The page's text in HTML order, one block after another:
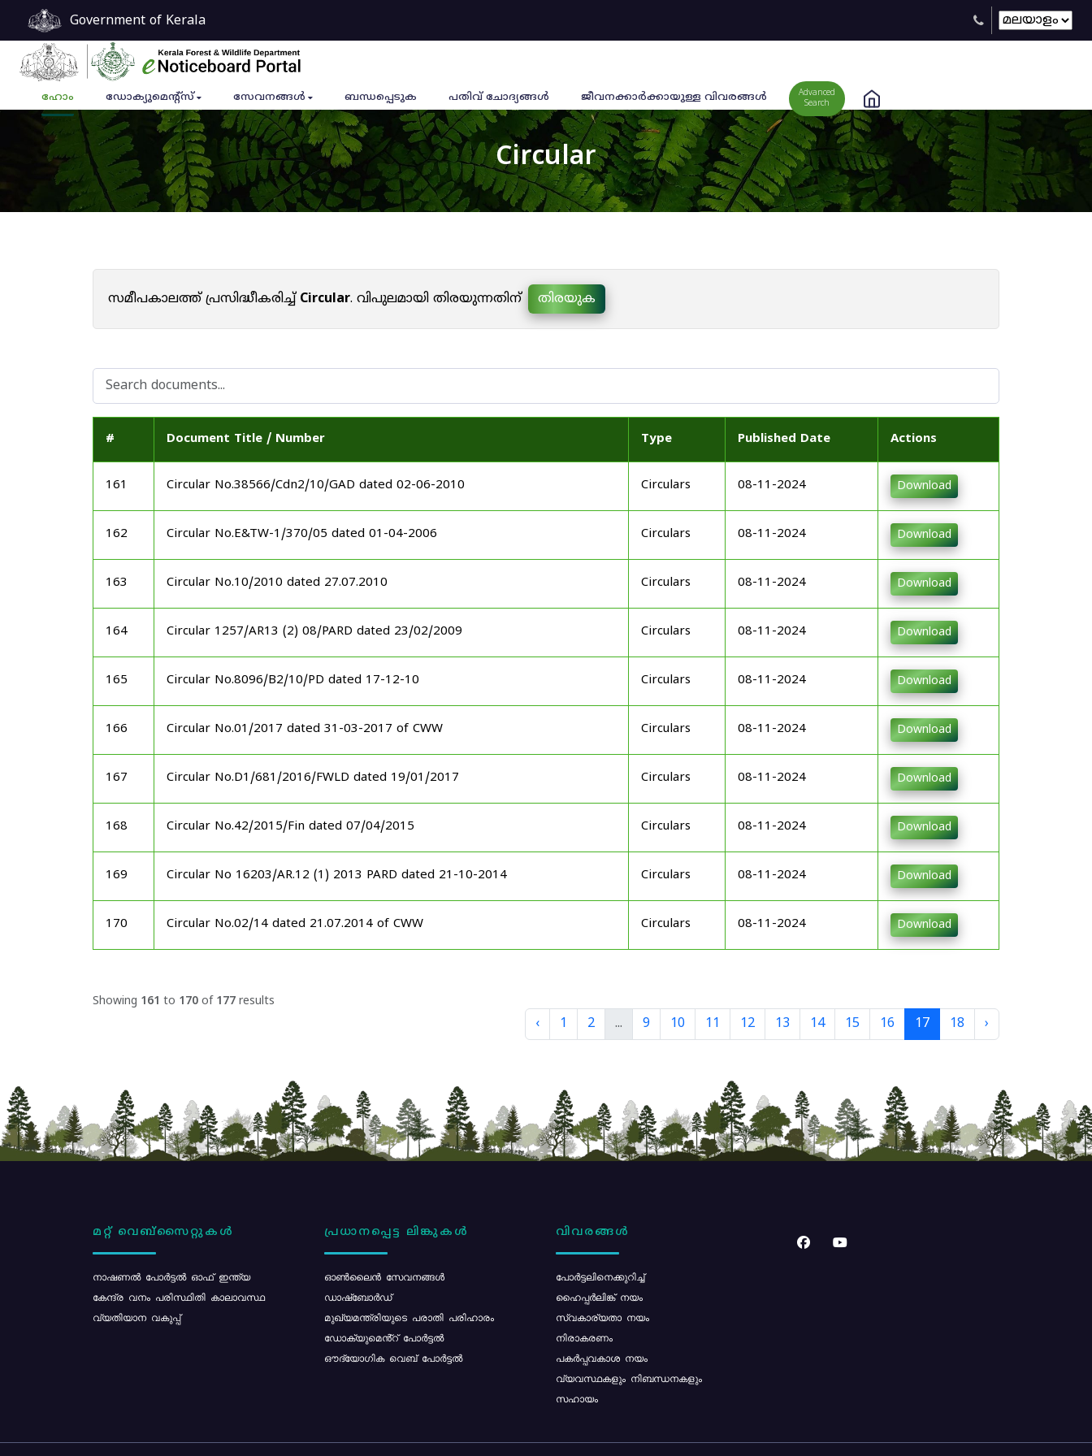
Government of Kerala
ഹോം ഡോക്യുമെൻ്റ്സ് സേവനങ്ങൾ ബന്ധപ്പെടുക പതിവ് ചോദ്യങ്ങൾ ജീവനക്കാര്‍ക്കായുള്ള വിവരങ്ങള്‍
Advanced
Search
Circular
സമീപകാലത്ത് പ്രസിദ്ധീകരിച്ച്Circular. വിപുലമായി തിരയുന്നതിന് തിരയുക
# Document Title / Number Type Published Date Actions
161 Circular No.38566/Cdn2/10/GAD dated 02-06-2010 Circulars 08-11-2024 Download
162 Circular No.E&TW-1/370/05 dated 01-04-2006 Circulars 08-11-2024 Download
163 Circular No.10/2010 dated 27.07.2010 Circulars 08-11-2024 Download
164 Circular 1257/AR13 (2) 08/PARD dated 23/02/2009 Circulars 08-11-2024 Download
165 Circular No.8096/B2/10/PD dated 17-12-10 Circulars 08-11-2024 Download
166 Circular No.01/2017 dated 31-03-2017 of CWW Circulars 08-11-2024 Download
167 Circular No.D1/681/2016/FWLD dated 19/01/2017 Circulars 08-11-2024 Download
168 Circular No.42/2015/Fin dated 07/04/2015 Circulars 08-11-2024 Download
169 Circular No 16203/AR.12 (1) 2013 PARD dated 21-10-2014 Circulars 08-11-2024 Download
170 Circular No.02/14 dated 21.07.2014 of CWW Circulars 08-11-2024 Download
Showing 161 to 170 of 177 results
‹ 1 2 ... 9 10 11 12 13 14 15 16 17 18 ›
മറ്റ് വെബ്സൈറ്റുകൾ
നാഷണൽ പോർട്ടൽ ഓഫ് ഇന്ത്യ
കേന്ദ്ര വനം പരിസ്ഥിതി കാലാവസ്ഥ
വ്യതിയാന വകുപ്പ്
പ്രധാനപ്പെട്ട ലിങ്കുകൾ
ഓൺലൈൻ സേവനങ്ങൾ
ഡാഷ്ബോർഡ്
മുഖ്യമന്ത്രിയുടെ പരാതി പരിഹാരം
ഡോക്യുമെൻ്റ് പോർട്ടൽ
ഔദ്യോഗിക വെബ് പോർട്ടൽ
വിവരങ്ങൾ
പോര്‍ട്ടലിനെക്കുറിച്ച്
ഹൈപ്പർലിങ്ക് നയം
സ്വകാര്യതാ നയം
നിരാകരണം
പകർപ്പവകാശ നയം
വ്യവസ്ഥകളും നിബന്ധനകളും
സഹായം